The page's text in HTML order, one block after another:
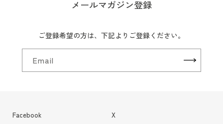
メールマガジン登録
ご登録希望の方は、下記よりご登録ください。
Email
Facebook X